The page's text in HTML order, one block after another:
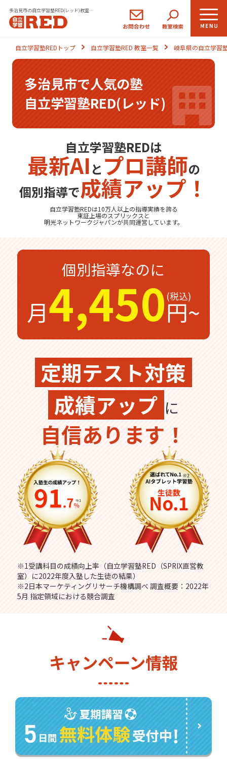
多治見市の自立学習塾RED(レッド)教室一覧｜小学生・中学生・高校生の学習塾
小学生
コース
中学生
コース
高校生
コース
REDの思い
自立学習とは
ご入塾のながれ
生徒さま・保護者さまの声
無料体験
受付中
無料体験後そのままのご入塾で
入塾金12,100円
無料体験の
お問合わせは
自立学習塾REDトップ 自立学習塾RED 教室一覧 岐阜県の自立学習
多治見市で人気の塾
自立学習塾RED(レッド)
自立学習塾REDは
最新AI と プロ講師の
個別指導で成績アップ！
自立学習塾REDは10万人以上の指導実績を誇る
東証上場のスプリックス と
明光ネットワークジャパンが共同運営しています。
個別指導なのに
月4,450円~
定期テスト対策
成績アップ に
自信あります！
※1受講科目の成績向上率（自立学習塾RED（SPRIX直営教
室）に2022年度入塾した生徒の結果）
※2日本マーケティングリサーチ機構調べ 調査概要：2022年
5月 指定領域における競合調査
キャンペーン情報